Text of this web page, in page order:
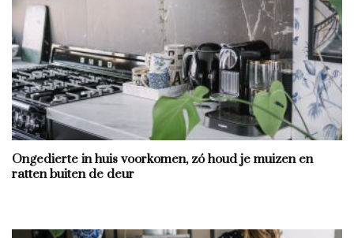
Ongedierte in huis voorkomen, zó houd je muizen en
ratten buiten de deur